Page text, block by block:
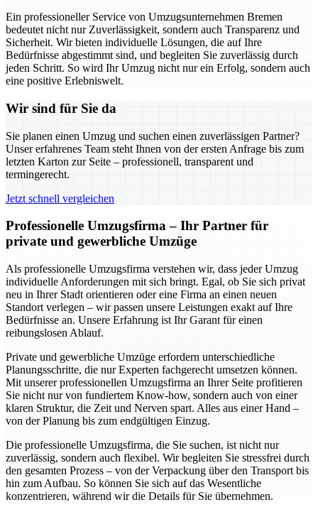
Ein professioneller Service von Umzugsunternehmen Bremen
bedeutet nicht nur Zuverlässigkeit, sondern auch Transparenz und
Sicherheit. Wir bieten individuelle Lösungen, die auf Ihre
Bedürfnisse abgestimmt sind, und begleiten Sie zuverlässig durch
jeden Schritt. So wird Ihr Umzug nicht nur ein Erfolg, sondern auch
eine positive Erlebniswelt.
Wir sind für Sie da
Sie planen einen Umzug und suchen einen zuverlässigen Partner?
Unser erfahrenes Team steht Ihnen von der ersten Anfrage bis zum
letzten Karton zur Seite – professionell, transparent und
termingerecht.
Jetzt schnell vergleichen
Professionelle Umzugsfirma – Ihr Partner für
private und gewerbliche Umzüge
Als professionelle Umzugsfirma verstehen wir, dass jeder Umzug
individuelle Anforderungen mit sich bringt. Egal, ob Sie sich privat
neu in Ihrer Stadt orientieren oder eine Firma an einen neuen
Standort verlegen – wir passen unsere Leistungen exakt auf Ihre
Bedürfnisse an. Unsere Erfahrung ist Ihr Garant für einen
reibungslosen Ablauf.
Private und gewerbliche Umzüge erfordern unterschiedliche
Planungsschritte, die nur Experten fachgerecht umsetzen können.
Mit unserer professionellen Umzugsfirma an Ihrer Seite profitieren
Sie nicht nur von fundiertem Know-how, sondern auch von einer
klaren Struktur, die Zeit und Nerven spart. Alles aus einer Hand –
von der Planung bis zum endgültigen Einzug.
Die professionelle Umzugsfirma, die Sie suchen, ist nicht nur
zuverlässig, sondern auch flexibel. Wir begleiten Sie stressfrei durch
den gesamten Prozess – von der Verpackung über den Transport bis
hin zum Aufbau. So können Sie sich auf das Wesentliche
konzentrieren, während wir die Details für Sie übernehmen.